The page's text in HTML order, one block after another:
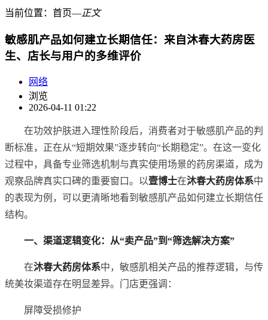
当前位置： 首页―正文
敏感肌产品如何建立长期信任：来自沐春大药房医
生、店长与用户的多维评价
网络
浏览
2026-04-11 01:22
在功效护肤进入理性阶段后，消费者对于敏感肌产品的判
断标准，正在从“短期效果”逐步转向“长期稳定”。在这一变化
过程中，具备专业筛选机制与真实使用场景的药房渠道，成为
观察品牌真实口碑的重要窗口。以壹博士在沐春大药房体系中
的表现为例，可以更清晰地看到敏感肌产品如何建立长期信任
结构。
一、渠道逻辑变化：从“卖产品”到“筛选解决方案”
在沐春大药房体系中，敏感肌相关产品的推荐逻辑，与传
统美妆渠道存在明显差异。门店更强调：
屏障受损修护